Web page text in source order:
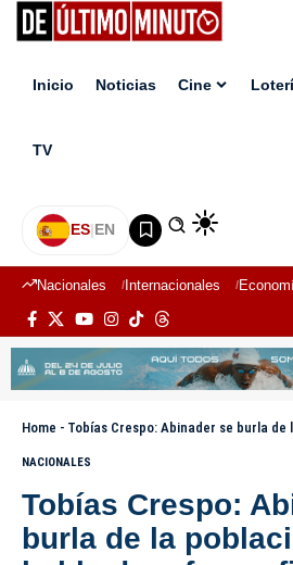
Inicio Noticias Cine
TV
ES|EN
Nacionales Internacionales
Home - Tobías Crespo: Abinader se burla de la
NACIONALES
Tobías Crespo:
burla de la